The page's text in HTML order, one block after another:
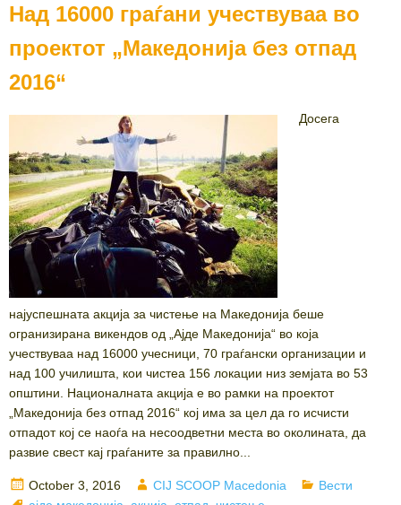
Над 16000 граѓани учествуваа во
проектот „Македонија без отпад
2016“
Досега
најуспешната акција за чистење на Македонија беше
огранизирана викендов од „Ајде Македонија“ во која
учествуваа над 16000 учесници, 70 граѓански организации и
над 100 училишта, кои чистеа 156 локации низ земјата во 53
општини. Националната акција е во рамки на проектот
„Македонија без отпад 2016“ кој има за цел да го исчисти
отпадот кој се наоѓа на несоодветни места во околината, да
развие свест кај граѓаните за правилно...
Posted
October 3, 2016 Author
CIJ SCOOP Macedonia Categories
Вести